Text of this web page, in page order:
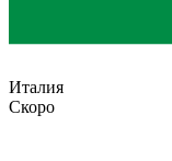
Италия
Скоро